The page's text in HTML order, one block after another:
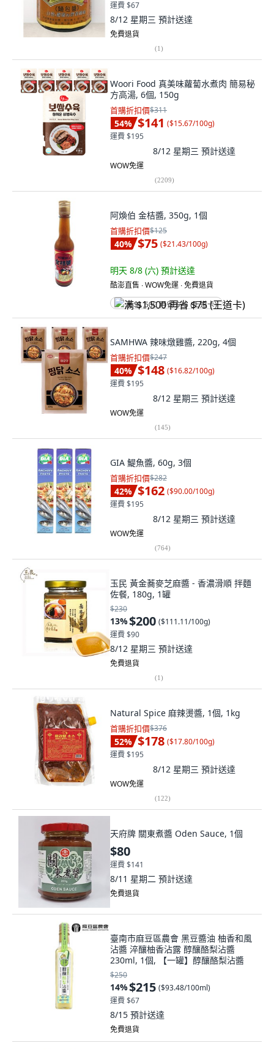
運費 $67
8/12 星期三 預計送達
免費退貨
(1)
Woori Food 真美味蘿蔔水煮肉 簡易秘
方高湯, 6個, 150g
首購折扣價$311
54% $141 ($15.67/100g)
運費 $195
8/12 星期三 預計送達
WOW免運
(2209)
阿煥伯 金桔醬, 350g, 1個
首購折扣價$125
40% $75 ($21.43/100g)
明天 8/8 (六) 預計送達
酷澎直售 ∙ WOW免運 ∙ 免費退貨
满 $1,500 再省 $75 (王道卡)
SAMHWA 辣味燉雞醬, 220g, 4個
首購折扣價$247
40% $148 ($16.82/100g)
運費 $195
8/12 星期三 預計送達
WOW免運
(145)
GIA 鯷魚醬, 60g, 3個
首購折扣價$282
42% $162 ($90.00/100g)
運費 $195
8/12 星期三 預計送達
WOW免運
(764)
玉民 黃金蕎麥芝麻醬 - 香濃滑順 拌麵
佐餐, 180g, 1罐
$230
13%$200 ($111.11/100g)
運費 $90
8/12 星期三 預計送達
免費退貨
(1)
Natural Spice 麻辣燙醬, 1個, 1kg
首購折扣價$376
52% $178 ($17.80/100g)
運費 $195
8/12 星期三 預計送達
WOW免運
(122)
天府牌 關東煮醬 Oden Sauce, 1個
$80
運費 $141
8/11 星期二 預計送達
免費退貨
臺南市麻豆區農會 黑豆醬油 柚香和風
沾醬 淬釀柚香沾露 醇釀酪梨沾醬
230ml, 1個, 【一罐】醇釀酪梨沾醬
$250
14%$215 ($93.48/100ml)
運費 $67
8/15 預計送達
免費退貨